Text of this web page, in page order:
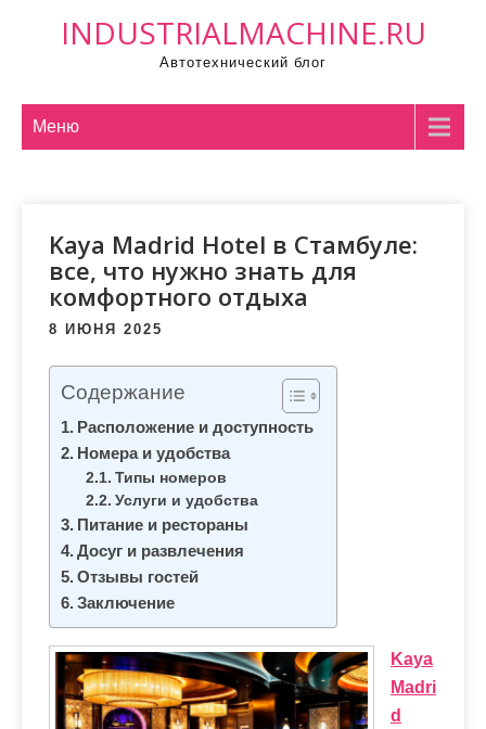
INDUSTRIALMACHINE.RU
Автотехнический блог
Меню
Kaya Madrid Hotel в Стамбуле:
все, что нужно знать для
комфортного отдыха
8 ИЮНЯ 2025
Содержание
Расположение и доступность
Номера и удобства
Типы номеров
Услуги и удобства
Питание и рестораны
Досуг и развлечения
Отзывы гостей
Заключение
Kaya
Madri
d